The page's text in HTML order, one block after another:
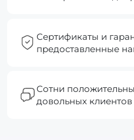
Сертификаты и
предоставленные
Сотни
довольных клиентов